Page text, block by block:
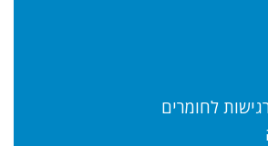
לחומרים